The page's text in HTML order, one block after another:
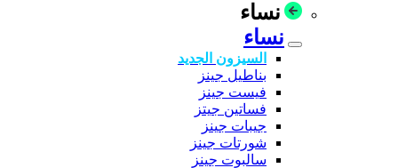
نساء
نساء
السيزون الجديد
بناطيل جينز
فيست جينز
فساتين جيتز
جيبات جينز
شورتات جينز
سالبوت جينز